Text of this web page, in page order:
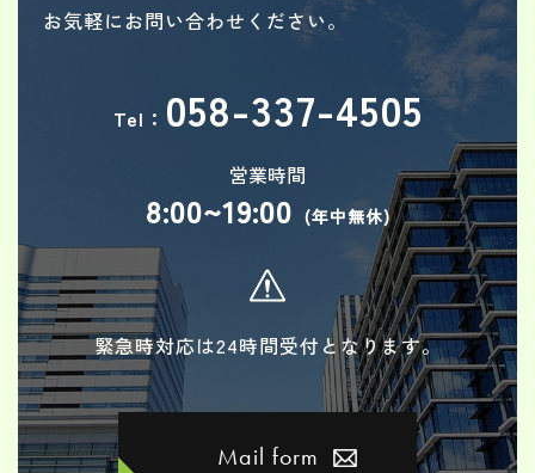
お気軽にお問い合わせください。
Tel： 058-337-4505
営業時間
8:00~19:00 (年中無休)
緊急時対応は24時間受付となります。
Mail form